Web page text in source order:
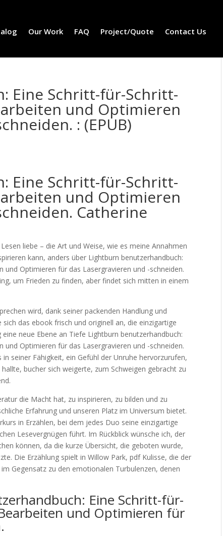
Our Work FAQ Project/Quote Contact Us
Eine Schritt-für-Schritt-
und Optimieren
: (EPUB)
Eine Schritt-für-Schritt-
und Optimieren
Catherine
liebe – die Art und Weise, wie es meine Annahmen
kann, anders über Lightburn benutzerhandbuch:
Optimieren für das Lasergravieren und -schneiden.
um Frieden zu finden, aber findet sich mitten in einem
wird, dank seiner packenden Handlung und
das ebook frisch und originell an, die einzigartige
neue Ebene an Tiefe Lightburn benutzerhandbuch:
Optimieren für das Lasergravieren und -schneiden.
seiner Fähigkeit, ein Gefühl der Unruhe hervorzurufen,
bucher sich weigerte, zum Schweigen gebracht zu
die Macht hat, zu inspirieren, zu bilden und zu
Erfahrung und unseren Platz im Universum bietet.
in Erzählen, bei dem jedes Duo seine einzigartige
Lesevergnügen führt. Im Rückblick wünsche ich, der
können, da die kurze Übersicht, die geboten wurde,
Die Erzählung spielt in Willow Park, pdf Kulisse, die der
Gegensatz zu den emotionalen Turbulenzen, denen
Eine Schritt-für-
und Optimieren für